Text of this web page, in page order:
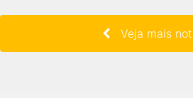
Veja mais